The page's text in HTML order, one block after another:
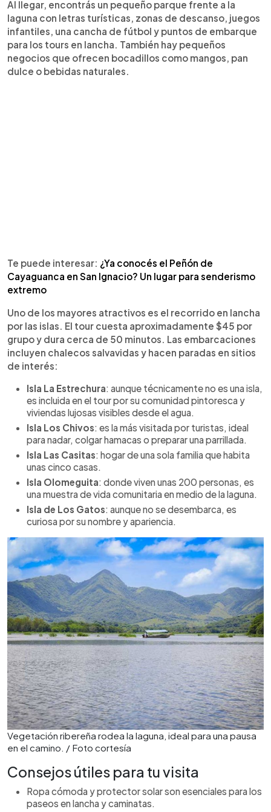
Al llegar, encontrás un pequeño parque frente a la
laguna con letras turísticas, zonas de descanso, juegos
infantiles, una cancha de fútbol y puntos de embarque
para los tours en lancha. También hay pequeños
negocios que ofrecen bocadillos como mangos, pan
dulce o bebidas naturales.
Te puede interesar: ¿Ya conocés el Peñón de
Cayaguanca en San Ignacio? Un lugar para senderismo
extremo
Uno de los mayores atractivos es el recorrido en lancha
por las islas. El tour cuesta aproximadamente $45 por
grupo y dura cerca de 50 minutos. Las embarcaciones
incluyen chalecos salvavidas y hacen paradas en sitios
de interés:
Isla La Estrechura: aunque técnicamente no es una isla,
es incluida en el tour por su comunidad pintoresca y
viviendas lujosas visibles desde el agua.
Isla Los Chivos: es la más visitada por turistas, ideal
para nadar, colgar hamacas o preparar una parrillada.
Isla Las Casitas: hogar de una sola familia que habita
unas cinco casas.
Isla Olomeguita: donde viven unas 200 personas, es
una muestra de vida comunitaria en medio de la laguna.
Isla de Los Gatos: aunque no se desembarca, es
curiosa por su nombre y apariencia.
Vegetación ribereña rodea la laguna, ideal para una pausa
en el camino. / Foto cortesía
Consejos útiles para tu visita
Ropa cómoda y protector solar son esenciales para los
paseos en lancha y caminatas.